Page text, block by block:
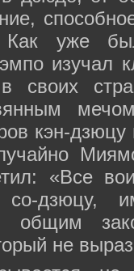
Как уже
изучал
своих
кэн-
«Все
со-дзюцу,
общим
не